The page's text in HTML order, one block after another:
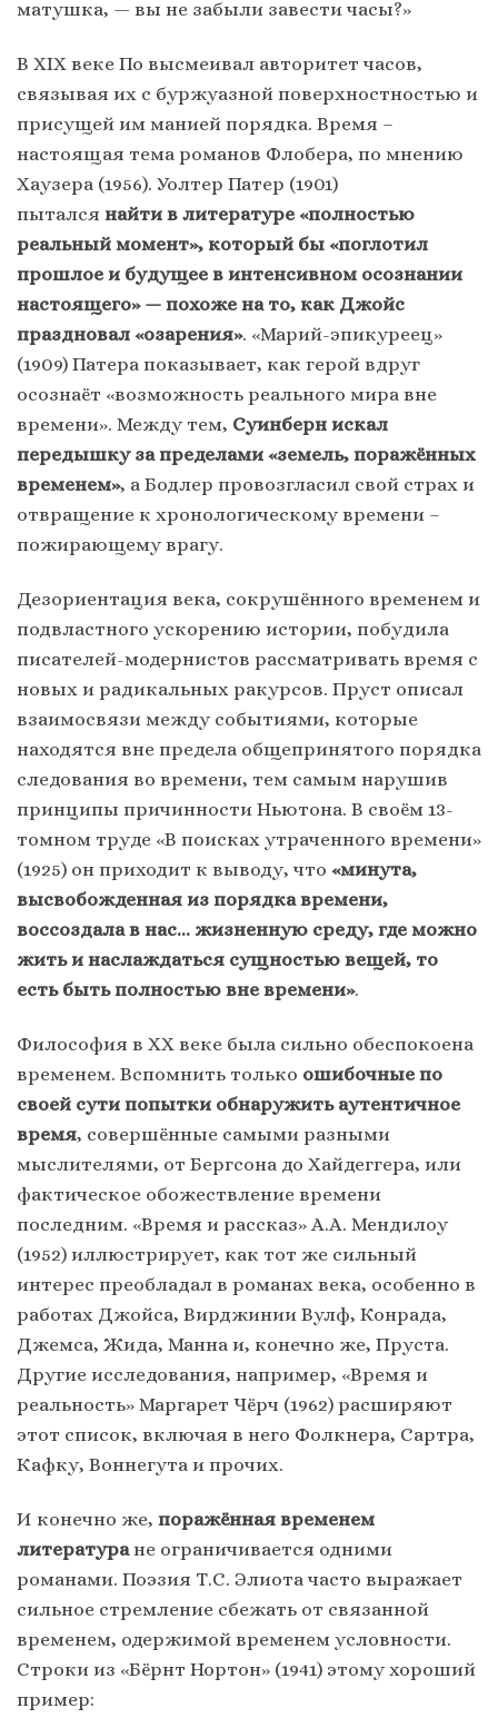
матушка, — вы не забыли завести часы?»
В XIX веке По высмеивал авторитет часов,
связывая их с буржуазной поверхностностью и
присущей им манией порядка. Время –
настоящая тема романов Флобера, по мнению
Хаузера (1956). Уолтер Патер (1901)
пытался найти в литературе «полностью
реальный момент», который бы «поглотил
прошлое и будущее в интенсивном осознании
настоящего» — похоже на то, как Джойс
праздновал «озарения». «Марий-эпикуреец»
(1909) Патера показывает, как герой вдруг
осознаёт «возможность реального мира вне
времени». Между тем, Суинберн искал
передышку за пределами «земель, поражённых
временем», а Бодлер провозгласил свой страх и
отвращение к хронологическому времени –
пожирающему врагу.
Дезориентация века, сокрушённого временем и
подвластного ускорению истории, побудила
писателей-модернистов рассматривать время с
новых и радикальных ракурсов. Пруст описал
взаимосвязи между событиями, которые
находятся вне предела общепринятого порядка
следования во времени, тем самым нарушив
принципы причинности Ньютона. В своём 13-
томном труде «В поисках утраченного времени»
(1925) он приходит к выводу, что «минута,
высвобожденная из порядка времени,
воссоздала в нас… жизненную среду, где можно
жить и наслаждаться сущностью вещей, то
есть быть полностью вне времени».
Философия в ХХ веке была сильно обеспокоена
временем. Вспомнить только ошибочные по
своей сути попытки обнаружить аутентичное
время, совершённые самыми разными
мыслителями, от Бергсона до Хайдеггера, или
фактическое обожествление времени
последним. «Время и рассказ» А.А. Мендилоу
(1952) иллюстрирует, как тот же сильный
интерес преобладал в романах века, особенно в
работах Джойса, Вирджинии Вулф, Конрада,
Джемса, Жида, Манна и, конечно же, Пруста.
Другие исследования, например, «Время и
реальность» Маргарет Чёрч (1962) расширяют
этот список, включая в него Фолкнера, Сартра,
Кафку, Воннегута и прочих.
И конечно же, поражённая временем
литература не ограничивается одними
романами. Поэзия Т.С. Элиота часто выражает
сильное стремление сбежать от связанной
временем, одержимой временем условности.
Строки из «Бёрнт Нортон» (1941) этому хороший
пример: